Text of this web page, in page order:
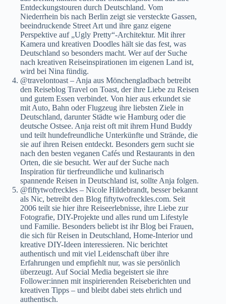
Entdeckungstouren durch Deutschland. Vom
Niederrhein bis nach Berlin zeigt sie versteckte Gassen,
beeindruckende Street Art und ihre ganz eigene
Perspektive auf „Ugly Pretty“-Architektur. Mit ihrer
Kamera und kreativen Doodles hält sie das fest, was
Deutschland so besonders macht. Wer auf der Suche
nach kreativen Reiseinspirationen im eigenen Land ist,
wird bei Nina fündig.
@travelontoast – Anja aus Mönchengladbach betreibt
den Reiseblog Travel on Toast, der ihre Liebe zu Reisen
und gutem Essen verbindet. Von hier aus erkundet sie
mit Auto, Bahn oder Flugzeug ihre liebsten Ziele in
Deutschland, darunter Städte wie Hamburg oder die
deutsche Ostsee. Anja reist oft mit ihrem Hund Buddy
und teilt hundefreundliche Unterkünfte und Strände, die
sie auf ihren Reisen entdeckt. Besonders gern sucht sie
nach den besten veganen Cafés und Restaurants in den
Orten, die sie besucht. Wer auf der Suche nach
Inspiration für tierfreundliche und kulinarisch
spannende Reisen in Deutschland ist, sollte Anja folgen.
@fiftytwofreckles – Nicole Hildebrandt, besser bekannt
als Nic, betreibt den Blog fiftytwofreckles.com. Seit
2006 teilt sie hier ihre Reiseerlebnisse, ihre Liebe zur
Fotografie, DIY-Projekte und alles rund um Lifestyle
und Familie. Besonders beliebt ist ihr Blog bei Frauen,
die sich für Reisen in Deutschland, Home-Interior und
kreative DIY-Ideen interessieren. Nic berichtet
authentisch und mit viel Leidenschaft über ihre
Erfahrungen und empfiehlt nur, was sie persönlich
überzeugt. Auf Social Media begeistert sie ihre
Follower:innen mit inspirierenden Reiseberichten und
kreativen Tipps – und bleibt dabei stets ehrlich und
authentisch.